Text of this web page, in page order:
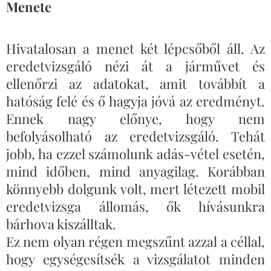
Menete
Hivatalosan a menet két lépcsőből áll. Az
eredetvizsgáló nézi át a járművet és
ellenőrzi az adatokat, amit továbbít a
hatóság felé és ő hagyja jóvá az eredményt.
Ennek nagy előnye, hogy nem
befolyásolható az eredetvizsgáló. Tehát
jobb, ha ezzel számolunk adás-vétel esetén,
mind időben, mind anyagilag. Korábban
könnyebb dolgunk volt, mert létezett mobil
eredetvizsga állomás, ők hívásunkra
bárhova kiszálltak.
Ez nem olyan régen megszűnt azzal a céllal,
hogy egységesítsék a vizsgálatot minden